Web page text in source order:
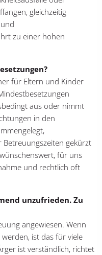
gleichzeitig
zu einer hohen
für Eltern und Kinder
aus oder nimmt
in den
gekürzt
für uns
und rechtlich oft
unzufrieden. Zu
angewiesen. Wenn
ist das für viele
ist verständlich, richtet